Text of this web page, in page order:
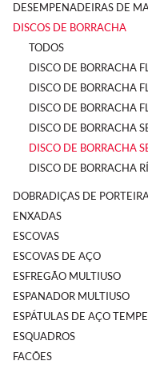
DESEMPENADEIRAS DE
DISCOS DE BORRACHA
TODOS
DISCO DE BORRACHA
DISCO DE BORRACHA
DISCO DE BORRACHA
DISCO DE BORRACHA
DISCO DE BORRACHA
DISCO DE BORRACHA
DOBRADIÇAS DE
ENXADAS
ESCOVAS
ESCOVAS DE AÇO
ESFREGÃO MULTIUSO
ESPANADOR MULTIUSO
ESPÁTULAS DE AÇO
ESQUADROS
FACÕES